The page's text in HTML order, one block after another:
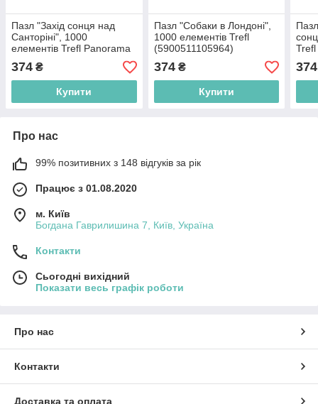
Пазл "Захід сонця над
Санторіні", 1000
елементів Trefl Panorama
(5900511290547)
374 ₴
Купити
Пазл "Собаки в Лондоні",
1000 елементів Trefl
(5900511105964)
374₴
Купити
374
Про нас
99% позитивних з 148 відгуків за рік
Працює з 01.08.2020
м. Київ
Богдана Гаврилишина 7, Київ, Україна
Контакти
Сьогодні вихідний
Показати весь графік роботи
Про нас
Контакти
Доставка та оплата